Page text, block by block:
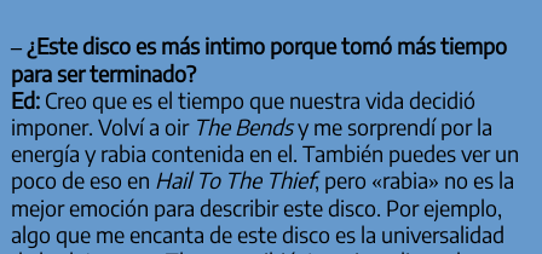
– ¿Este disco es más intimo porque tomó más tiempo
para ser terminado?
Ed:Creo que es el tiempo que nuestra vida decidió
imponer. Volví a oir The Bendsy me sorprendí por la
energía y rabia contenida en el. También puedes ver un
poco de eso en Hail To The Thief, pero «rabia» no es la
mejor emoción para describir este disco. Por ejemplo,
algo que me encanta de este disco es la universalidad